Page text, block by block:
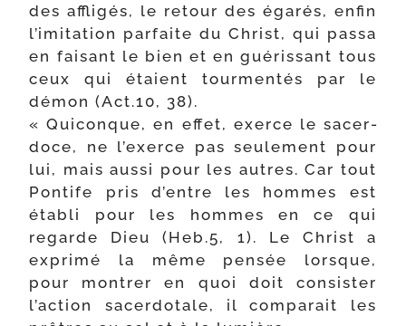
des affli­gés, le retour des éga­rés, enfin
l’imitation par­faite du Christ, qui pas­sa
en fai­sant le bien et en gué­ris­sant tous
ceux qui étaient tour­men­tés par le
démon (Act.10, 38).
« Quiconque, en effet, exerce le sacer­
doce, ne l’exerce pas seule­ment pour
lui, mais aus­si pour les autres. Car tout
Pontife pris d’entre les hommes est
éta­bli pour les hommes en ce qui
regarde Dieu (Heb.5, 1). Le Christ a
expri­mé la même pen­sée lorsque,
pour mon­trer en quoi doit consis­ter
l’action sacer­do­tale, il com­pa­rait les